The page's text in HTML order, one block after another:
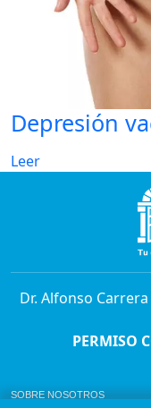
Depresión
Leer
Dr. Alfonso
PERMISO
SOBRE NOSOTROS